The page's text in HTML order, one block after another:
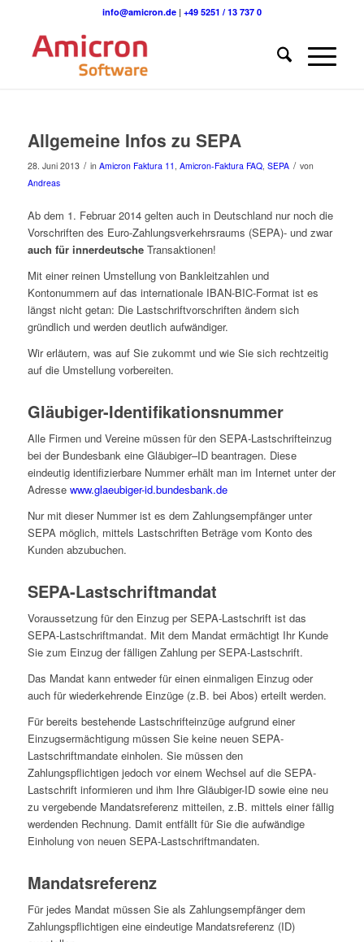
info@amicron.de| +49 5251 / 13 737 0
Allgemeine Infos zu SEPA
28. Juni 2013 / in Amicron Faktura 11 , Amicron-Faktura FAQ, SEPA / von
Andreas
Ab dem 1. Februar 2014 gelten auch in Deutschland nur noch die
Vorschriften des Euro-Zahlungsverkehrsraums (SEPA)- und zwar
auch für innerdeutscheTransaktionen!
Mit einer reinen Umstellung von Bankleitzahlen und
Kontonummern auf das internationale IBAN-BIC-Format ist es
längst nicht getan: Die Lastschriftvorschriften ändern sich
gründlich und werden deutlich aufwändiger.
Wir erläutern, was auf Sie zukommt und wie Sie sich rechtzeitig
auf die Umstellung vorbereiten.
Gläubiger-Identifikationsnummer
Alle Firmen und Vereine müssen für den SEPA-Lastschrifteinzug
bei der Bundesbank eine Gläubiger–ID beantragen. Diese
eindeutig identifizierbare Nummer erhält man im Internet unter der
Adresse www.glaeubiger-id.bundesbank.de
Nur mit dieser Nummer ist es dem Zahlungsempfänger unter
SEPA möglich, mittels Lastschriften Beträge vom Konto des
Kunden abzubuchen.
SEPA-Lastschriftmandat
Voraussetzung für den Einzug per SEPA-Lastschrift ist das
SEPA-Lastschriftmandat. Mit dem Mandat ermächtigt Ihr Kunde
Sie zum Einzug der fälligen Zahlung per SEPA-Lastschrift.
Das Mandat kann entweder für einen einmaligen Einzug oder
auch für wiederkehrende Einzüge (z.B. bei Abos) erteilt werden.
Für bereits bestehende Lastschrifteinzüge aufgrund einer
Einzugsermächtigung müssen Sie keine neuen SEPA-
Lastschriftmandate einholen. Sie müssen den
Zahlungspflichtigen jedoch vor einem Wechsel auf die SEPA-
Lastschrift informieren und ihm Ihre Gläubiger-ID sowie eine neu
zu vergebende Mandatsreferenz mitteilen, z.B. mittels einer fällig
werdenden Rechnung. Damit entfällt für Sie die aufwändige
Einholung von neuen SEPA-Lastschriftmandaten.
Mandatsreferenz
Für jedes Mandat müssen Sie als Zahlungsempfänger dem
Zahlungspflichtigen eine eindeutige Mandatsreferenz (ID)